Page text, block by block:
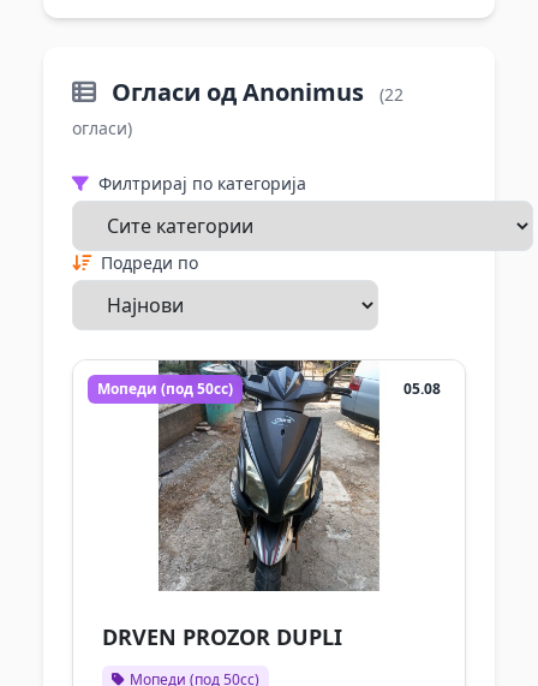
Огласи од Anonimus
(22
огласи)
Филтрирај по категорија
Подреди по
05.08
Мопеди (под 50cc)
DRVEN PROZOR DUPLI
Мопеди (под 50cc)